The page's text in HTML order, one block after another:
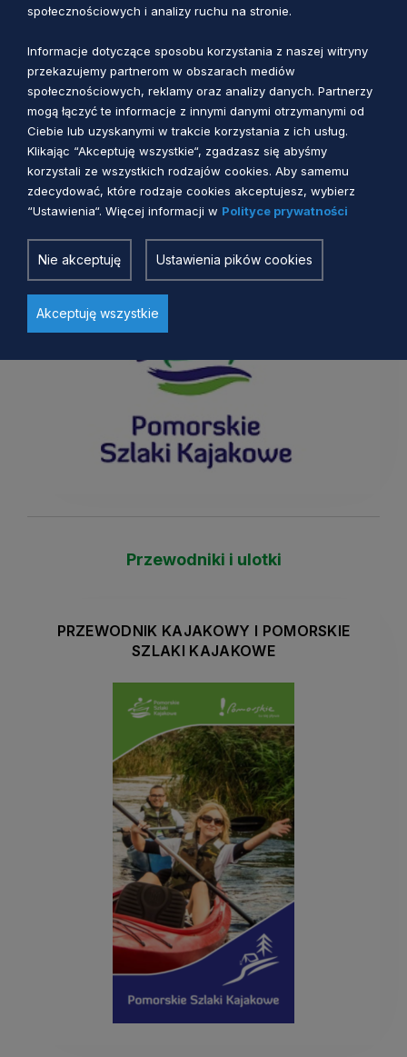
CO TO PSK?
DOKUMENTY STRATEGICZNE
Logo PSK
Przewodniki i ulotki
PRZEWODNIK KAJAKOWY I POMORSKIE
SZLAKI KAJAKOWE
społecznościowych i analizy ruchu na stronie.
Informacje dotyczące sposobu korzystania z naszej witryny
przekazujemy partnerom w obszarach mediów
społecznościowych, reklamy oraz analizy danych. Partnerzy
mogą łączyć te informacje z innymi danymi otrzymanymi od
Ciebie lub uzyskanymi w trakcie korzystania z ich usług.
Klikając “Akceptuję wszystkie“, zgadzasz się abyśmy
korzystali ze wszystkich rodzajów cookies. Aby samemu
zdecydować, które rodzaje cookies akceptujesz, wybierz
“Ustawienia“. Więcej informacji w Polityce prywatności
Nie akceptuję Ustawienia pików cookies
Akceptuję wszystkie